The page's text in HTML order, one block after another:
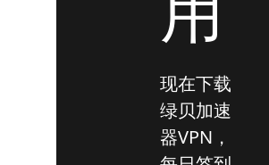
现在下载
绿贝加速
器VPN，